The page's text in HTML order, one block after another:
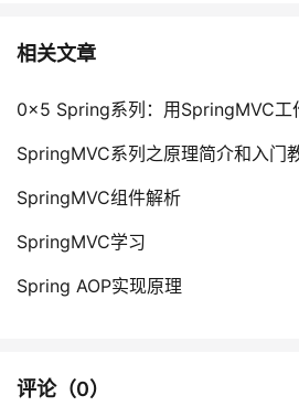
相关文章
0x5 Spring系列：用SpringMVC工
SpringMVC系列之原理简介和入门
SpringMVC组件解析
SpringMVC学习
Spring AOP实现原理
评论（0）